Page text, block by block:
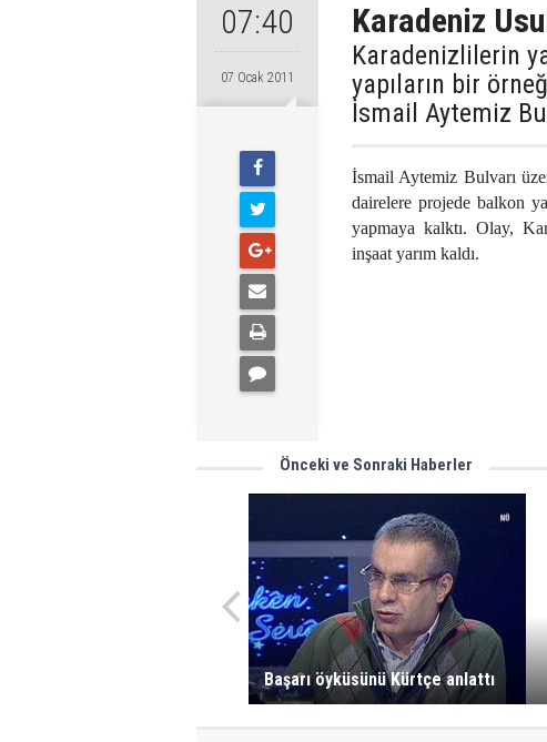
07:40
07 Ocak 2011
Karadeniz
Karadenizlilerin
yapıların bir
İsmail Aytemiz
İsmail Aytemiz Bulvarı
dairelere projede balkon
yapmaya kalktı. Olay,
inşaat yarım kaldı.
Önceki ve Sonraki Haberler
Başarı öyküsünü Kürtçe anlattı